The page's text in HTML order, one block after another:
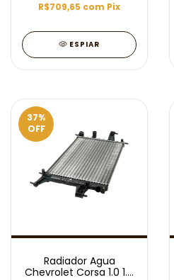
R$709,65 com Pix
ESPIAR
37%
OFF
Radiador Agua
Chevrolet Corsa 1.0 1.8